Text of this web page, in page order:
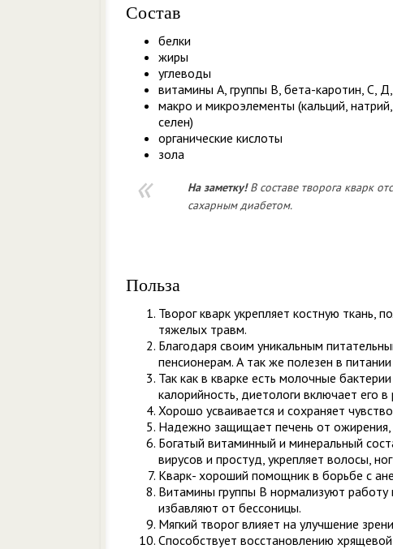
Состав
белки
жиры
углеводы
витамины А, группы В, бета-каротин, С,
макро и микроэлементы (кальций,
селен)
органические кислоты
зола
На заметку!В составе творога кварк
сахарным диабетом.
Польза
Творог кварк укрепляет костную ткань,
тяжелых травм.
Благодаря своим уникальным
пенсионерам. А так же полезен в
Так как в кварке есть молочные
калорийность, диетологи включает его
Хорошо усваивается и сохраняет
Надежно защищает печень от
Богатый витаминный и минеральный
вирусов и простуд, укрепляет волосы,
Кварк- хороший помощник в борьбе с
Витамины группы В нормализуют работу
избавляют от бессоницы.
Мягкий творог влияет на улучшение
Способствует восстановлению хрящевой